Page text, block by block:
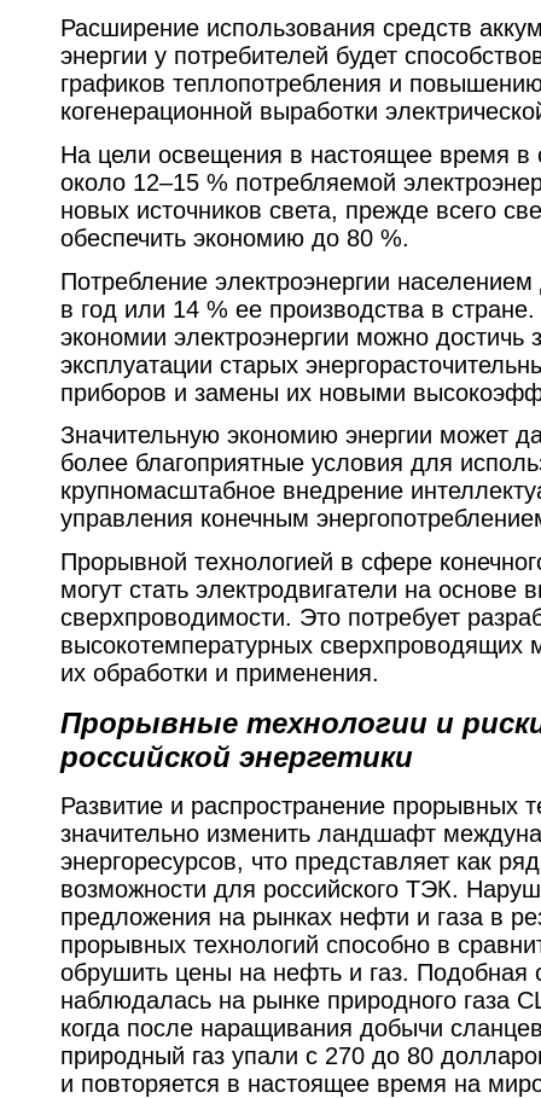
Расширение использования средств
энергии у потребителей будет
графиков теплопотребления и
когенерационной выработки
На цели освещения в настоящее время в
около 12–15 % потребляемой
новых источников света, прежде всего
обеспечить экономию до 80 %.
Потребление электроэнергии
в год или 14 % ее производства в
экономии электроэнергии можно достичь
эксплуатации старых
приборов и замены их новыми
Значительную экономию энергии может
более благоприятные условия для
крупномасштабное внедрение
управления конечным
Прорывной технологией в сфере
могут стать электродвигатели на основе
сверхпроводимости. Это потребует
высокотемпературных сверхпроводящих
их обработки и применения.
Прорывные технологии и
российской энергетики
Развитие и распространение прорывных
значительно изменить ландшафт
энергоресурсов, что представляет как
возможности для российского ТЭК.
предложения на рынках нефти и газа в
прорывных технологий способно в
обрушить цены на нефть и газ. Подобная
наблюдалась на рынке природного газа
когда после наращивания добычи
природный газ упали с 270 до 80
и повторяется в настоящее время на